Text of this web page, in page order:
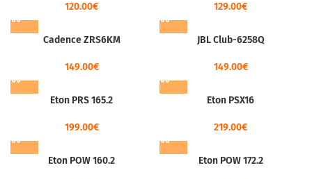
120.00€ 129.00€
Cadence ZRS6KM
149.00€
JBL Club-6258Q
149.00€
Eton PRS 165.2
199.00€
Eton PSX16
219.00€
Eton POW 160.2 Eton POW 172.2